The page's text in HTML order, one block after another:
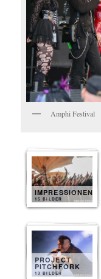
Amphi Festival
IMPRESSIONEN
15 BILDER
PROJECT
PITCHFORK
13 BILDER